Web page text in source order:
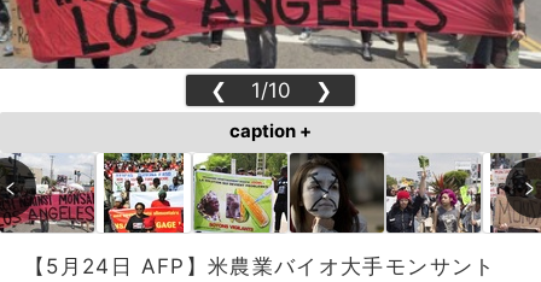
❮ 1/10 ❯
caption +
【5月24日 AFP】米農業バイオ大手モンサント